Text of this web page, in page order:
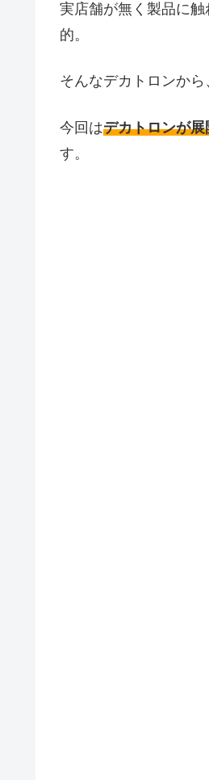
実店舗が無く製品に
的。
そんなデカトロンか
今回はデカトロンが
す。